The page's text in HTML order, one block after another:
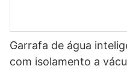
Garrafa de água
com isolamento a